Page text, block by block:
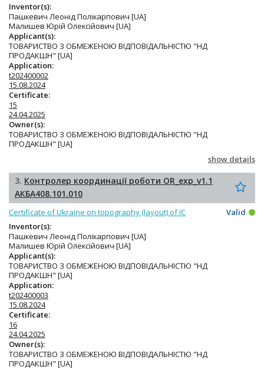
Inventor(s):
Пашкевич Леонід Полікарпович [UA]
Малишев Юрій Олексійович [UA]
Applicant(s):
ТОВАРИСТВО З ОБМЕЖЕНОЮ ВІДПОВІДАЛЬНІСТЮ "НД
ПРОДАКШН" [UA]
Application:
t202400002
15.08.2024
Certificate:
15
24.04.2025
Owner(s):
ТОВАРИСТВО З ОБМЕЖЕНОЮ ВІДПОВІДАЛЬНІСТЮ "НД
ПРОДАКШН" [UA]
show details
3. Контролер координації роботи OR_exp_v1.1
АКБА408.101.010
Certificate of Ukraine on topography (layout) of IC
Valid
Inventor(s):
Пашкевич Леонід Полікарпович [UA]
Малишев Юрій Олексійович [UA]
Applicant(s):
ТОВАРИСТВО З ОБМЕЖЕНОЮ ВІДПОВІДАЛЬНІСТЮ "НД
ПРОДАКШН" [UA]
Application:
t202400003
15.08.2024
Certificate:
16
24.04.2025
Owner(s):
ТОВАРИСТВО З ОБМЕЖЕНОЮ ВІДПОВІДАЛЬНІСТЮ "НД
ПРОДАКШН" [UA]